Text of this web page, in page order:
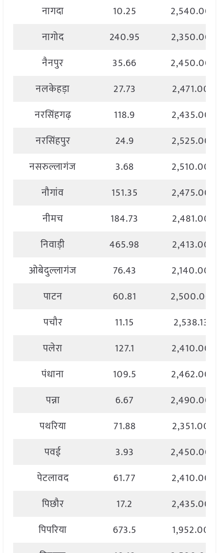
नागदा
10.25
2,540.00
नागोद
240.95
2,350.00
नैनपुर
35.66
2,450.00
नलकेहड़ा
27.73
2,471.00
नरसिंहगढ़
118.9
2,435.00
नरसिंहपुर
24.9
2,525.00
नसरुल्लागंज
3.68
2,510.00
नौगांव
151.35
2,475.00
नीमच
184.73
2,481.00
निवाड़ी
465.98
2,413.00
ओबेदुल्लागंज
76.43
2,140.00
पाटन
60.81
2,500.00
पचौर
11.15
2,538.13
पलेरा
127.1
2,410.00
पंधाना
109.5
2,462.00
पन्ना
6.67
2,490.00
पथरिया
71.88
2,351.00
पवई
3.93
2,450.00
पेटलावद
61.77
2,410.00
पिछौर
17.2
2,435.00
पिपरिया
673.5
1,952.00